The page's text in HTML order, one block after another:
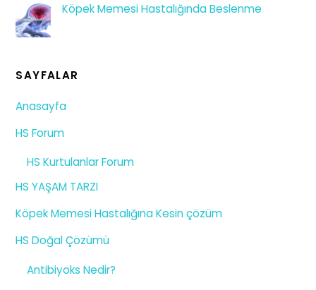
Köpek Memesi Hastalığında Beslenme
SAYFALAR
Anasayfa
HS Forum
HS Kurtulanlar Forum
HS YAŞAM TARZI
Köpek Memesi Hastalığına Kesin çözüm
HS Doğal Çözümü
Antibiyoks Nedir?